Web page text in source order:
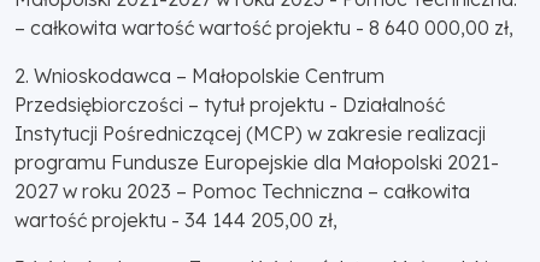
– całkowita wartość wartość projektu - 8 640 000,00 zł,
2. Wnioskodawca – Małopolskie Centrum
Przedsiębiorczości – tytuł projektu - Działalność
Instytucji Pośredniczącej (MCP) w zakresie realizacji
programu Fundusze Europejskie dla Małopolski 2021-
2027 w roku 2023 – Pomoc Techniczna – całkowita
wartość projektu - 34 144 205,00 zł,